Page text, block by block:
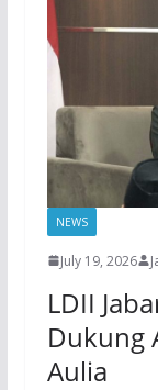
NEWS
July 19, 2026
LDII
Dukung
Aulia